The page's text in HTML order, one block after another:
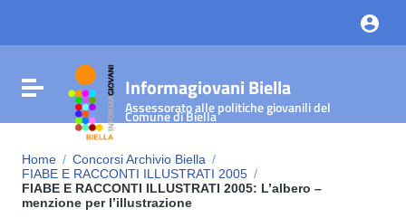
Attiva / disattiva la navigazione
Informagiovani Biella
Assessorato alle politiche giovanili del
Comune di Biella
Home / Concorsi Archivio Biella /
FIABE E RACCONTI ILLUSTRATI 2005 /
FIABE E RACCONTI ILLUSTRATI 2005: L’albero –
menzione per l’illustrazione